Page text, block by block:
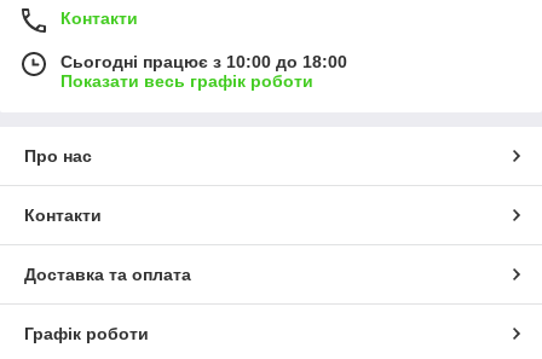
Контакти
Сьогодні працює з 10:00 до 18:00
Показати весь графік роботи
Про нас
Контакти
Доставка та оплата
Графік роботи